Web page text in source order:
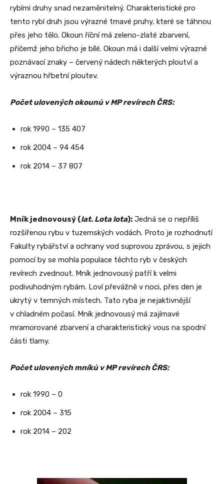
rybími druhy snad nezaměnitelný. Charakteristické pro
tento rybí druh jsou výrazné tmavé pruhy, které se táhnou
přes jeho tělo. Okoun říční má zeleno-zlaté zbarvení,
přičemž jeho břicho je bílé. Okoun má i další velmi výrazné
poznávací znaky – červený nádech některých ploutví a
výraznou hřbetní ploutev.
Počet ulovených okounů v MP revírech ČRS:
rok 1990 – 135 407
rok 2004 – 94 454
rok 2014 – 37 807
Mník jednovousý (lat. Lota lota): Jedná se o nepříliš
rozšířenou rybu v tuzemských vodách. Proto je rozhodnutí
Fakulty rybářství a ochrany vod suprovou zprávou, s jejich
pomocí by se mohla populace těchto ryb v českých
revírech zvednout. Mník jednovousý patří k velmi
podivuhodným rybám. Loví převážně v noci, přes den je
ukrytý v temných místech. Tato ryba je nejaktivnější
v chladném počasí. Mník jednovousý má zajímavé
mramorované zbarvení a charakteristický vous na spodní
části tlamy.
Počet ulovených mníků v MP revírech ČRS:
rok 1990 – 0
rok 2004 – 315
rok 2014 – 202